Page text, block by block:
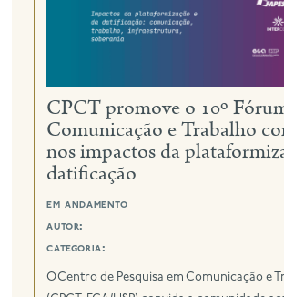
CPCT promove o 10º
Comunicação e Trabalho
nos impactos da
datificação
em andamento
autor:
categoria:
O Centro de Pesquisa em Comunicação e